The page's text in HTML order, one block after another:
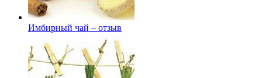
Имбирный чай – отзыв